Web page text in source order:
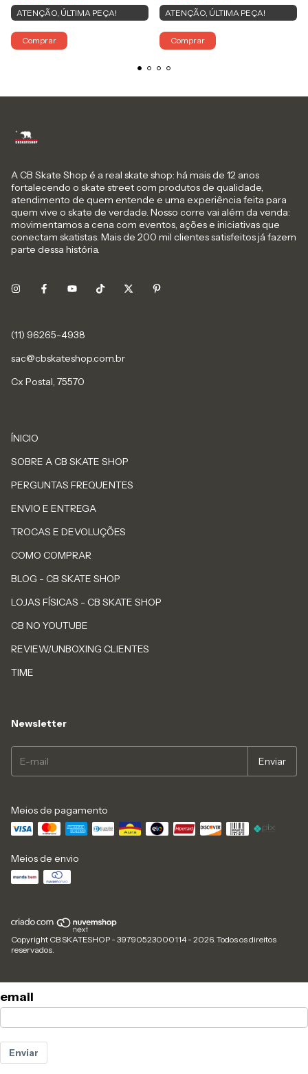
ATENÇÃO, ÚLTIMA PEÇA!
Comprar
ATENÇÃO, ÚLTIMA PEÇA!
Comprar
A CB Skate Shop é a real skate shop: há mais de 12 anos
fortalecendo o skate street com produtos de qualidade,
atendimento de quem entende e uma experiência feita para
quem vive o skate de verdade. Nosso corre vai além da venda:
movimentamos a cena com eventos, ações e iniciativas que
conectam skatistas. Mais de 200 mil clientes satisfeitos já fazem
parte dessa história.
sac@cbskateshop.com.br
Cx Postal, 75570
ÍNICIO
SOBRE A CB SKATE SHOP
PERGUNTAS FREQUENTES
ENVIO E ENTREGA
TROCAS E DEVOLUÇÕES
COMO COMPRAR
BLOG - CB SKATE SHOP
LOJAS FÍSICAS - CB SKATE SHOP
CB NO YOUTUBE
REVIEW/UNBOXING CLIENTES
TIME
Newsletter
Meios de pagamento
Meios de envio
Copyright CB SKATESHOP - 39790523000114 - 2026. Todos os direitos
reservados.
email
Enviar